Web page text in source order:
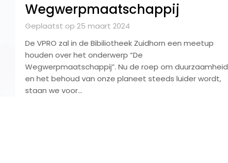
Wegwerpmaatschappij
Geplaatst op 25 maart 2024
De VPRO zal in de Bibiliotheek Zuidhorn een meetup
houden over het onderwerp “De
Wegwerpmaatschappij”. Nu de roep om duurzaamheid
en het behoud van onze planeet steeds luider wordt,
staan we voor…